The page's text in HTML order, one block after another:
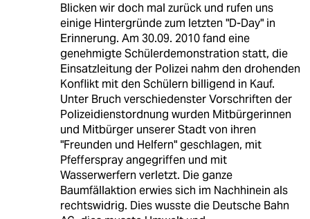
Blicken wir doch mal zurück und rufen uns
einige Hintergründe zum letzten "D-Day" in
Erinnerung. Am 30.09. 2010 fand eine
genehmigte Schülerdemonstration statt, die
Einsatzleitung der Polizei nahm den drohenden
Konflikt mit den Schülern billigend in Kauf.
Unter Bruch verschiedenster Vorschriften der
Polizeidienstordnung wurden Mitbürgerinnen
und Mitbürger unserer Stadt von ihren
"Freunden und Helfern" geschlagen, mit
Pfefferspray angegriffen und mit
Wasserwerfern verletzt. Die ganze
Baumfällaktion erwies sich im Nachhinein als
rechtswidrig. Dies wusste die Deutsche Bahn